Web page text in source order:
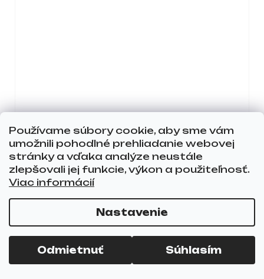
Používame súbory cookie, aby sme vám
umožnili pohodlné prehliadanie webovej
stránky a vďaka analýze neustále
zlepšovali jej funkcie, výkon a použiteľnosť.
Viac informácií
Nastavenie
Odmietnuť Súhlasím
PODOLAND PODIATRICKÉ
NOŽNICE
7,64 € bez DPH
DO
KOŠÍKA